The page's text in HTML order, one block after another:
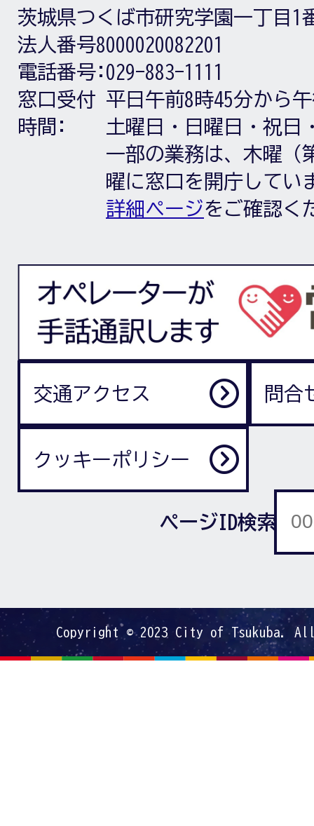
茨城県つくば市研究学園一丁目1
法人番号8000020082201
電話番号: 029-883-1111
窓口受付
時間:
平日午前8時45分から
土曜日・日曜日・祝日
一部の業務は、木曜（
曜に窓口を開庁してい
詳細ページをご確認く
交通アクセス 問合
クッキーポリシー
ページID検索
Copyright © 2023 City of Tsukuba.